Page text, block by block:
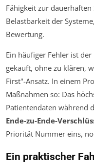
Fähigkeit zur
Belastbarkeit der
Bewertung.
Ein häufiger Fehler ist
gekauft, ohne zu klären,
First"-Ansatz. In einem
Maßnahmen so: Das
Patientendaten während
Ende-zu-Ende-
Priorität Nummer eins,
Ein praktischer